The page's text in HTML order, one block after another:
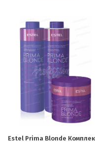
Estel Prima Blonde